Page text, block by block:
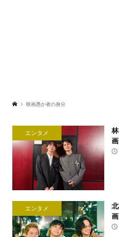
映画愚か者の身分
エンタメ
エンタメ